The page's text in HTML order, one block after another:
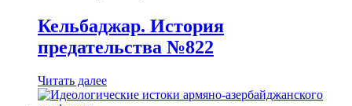
Кельбаджар. История
предательства №822
Читать далее